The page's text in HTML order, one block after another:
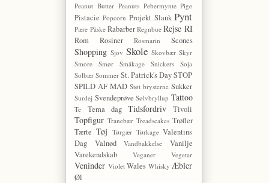
Peanut Butter Peanuts Pebermynte Pige
Pistacie Popcorn Projekt Slank Pynt
Pære Påske Rabarber Regnbue Rejse RI
Rom Rosiner Rosmarin Scones
Shopping Sjov Skole Skovbær Skyr
Smore
Smør Småkage Snickers
Soja
Solbær Sommer St. Patrick's Day STOP
SPILD AF MAD Støt brysterne Sukker
Surdej Svendeprøve Sølvbryllup Tattoo
Te Tema dag Tidsfordriv Tivoli
Topfigur Tranebær Treadscakes Trøfler
Tærte Tøj Tørgær Tørkage Valentins
Dag
Valnød Vandbakkelse
Vanilje
Varekendskab
Veganer Vegetar
Veninder Violet Wales Whisky Æbler
Øl